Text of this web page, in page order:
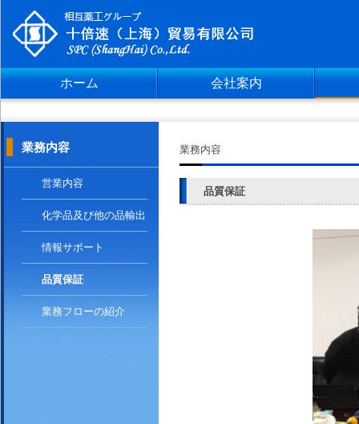
ホーム 会社案内
業務内容
営業内容
化学品及び他の品輸出
入
情報サポート
品質保証
業務フローの紹介
業務内容
品質保証